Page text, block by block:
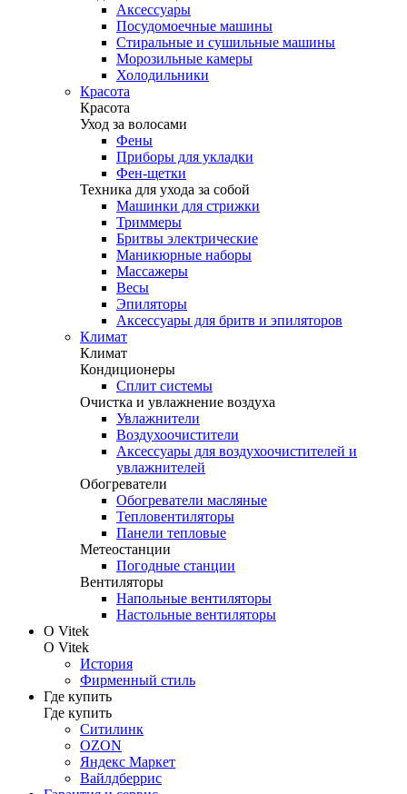
Аксессуары
Посудомоечные машины
Стиральные и сушильные машины
Морозильные камеры
Холодильники
Красота
Красота
Уход за волосами
Фены
Приборы для укладки
Фен-щетки
Техника для ухода за собой
Машинки для стрижки
Триммеры
Бритвы электрические
Маникюрные наборы
Массажеры
Весы
Эпиляторы
Аксессуары для бритв и эпиляторов
Климат
Климат
Кондиционеры
Сплит системы
Очистка и увлажнение воздуха
Увлажнители
Воздухоочистители
Аксессуары для воздухоочистителей и
увлажнителей
Обогреватели
Обогреватели масляные
Тепловентиляторы
Панели тепловые
Метеостанции
Погодные станции
Вентиляторы
Напольные вентиляторы
Настольные вентиляторы
О Vitek
О Vitek
История
Фирменный стиль
Где купить
Где купить
Ситилинк
OZON
Яндекс Маркет
Вайлдберрис